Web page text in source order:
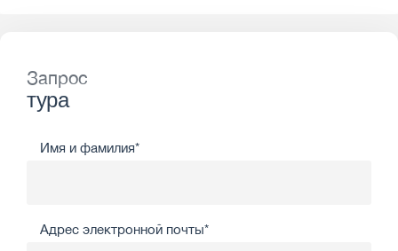
Запрос
тура
Имя и фамилия*
Адрес электронной почты*